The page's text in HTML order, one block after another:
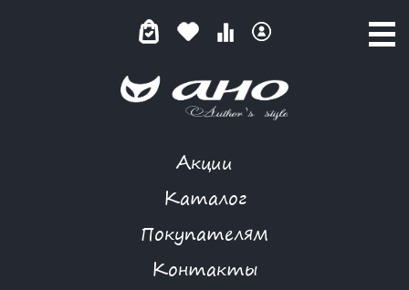
Акции
Каталог
Покупателям
Контакты
КАТАЛОГ ТОВАРОВ